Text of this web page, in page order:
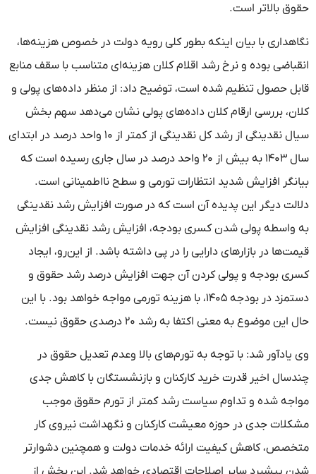
حقوق بالاتر است.
نگاهداری با بیان اینکه بطور کلی رویه دولت در خصوص هزینه‌ها،
انقباضی بوده و نرخ رشد اقلام کلان هزینه‌ای متناسب با سقف منابع
قابل حصول تنظیم شده است، توضیح داد: از منظر داده‌های پولی و
کلان، بررسی ارقام کلان داده‌های پولی نشان می‌دهد سهم بخش
سیال نقدینگی از رشد کل نقدینگی از کمتر از ۱۰ واحد درصد در ابتدای
سال ۱۴۰۳ به بیش از ۲۰ واحد درصد در سال جاری رسیده است که
بیانگر افزایش شدید انتظارات تورمی و سطح نااطمینانی است.
دلالت دیگر این پدیده آن است که در صورت افزایش رشد نقدینگی
به واسطه پولی شدن کسری بودجه، افزایش رشد نقدینگی افزایش
قیمت‌ها در بازار‌های دارایی را در پی داشته باشد. از این‌رو، ایجاد
کسری بودجه و پولی کردن آن جهت افزایش درصد رشد حقوق و
دستمزد در بودجه ۱۴۰۵، با هزینه تورمی مواجه خواهد بود. با این
حال این موضوع به معنی اکتفا به رشد ۲۰ درصدی حقوق نیست.
وی یادآور شد: با توجه به تورم‌های بالا وعدم تعدیل حقوق در
چندسال اخیر قدرت خرید کارکنان و بازنشستگان با کاهش جدی
مواجه شده و تداوم سیاست رشد کمتر از تورم حقوق موجب
مشکلات جدی در حوزه معیشت کارکنان و نگهداشت نیروی کار
متخصص، کاهش کیفیت ارائه خدمات دولت و همچنین دشوارتر